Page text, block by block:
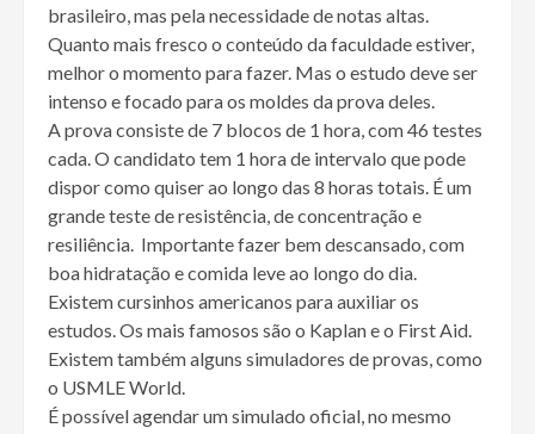
brasileiro, mas pela necessidade de notas altas.
Quanto mais fresco o conteúdo da faculdade estiver,
melhor o momento para fazer. Mas o estudo deve ser
intenso e focado para os moldes da prova deles.
A prova consiste de 7 blocos de 1 hora, com 46 testes
cada. O candidato tem 1 hora de intervalo que pode
dispor como quiser ao longo das 8 horas totais. É um
grande teste de resistência, de concentração e
resiliência. Importante fazer bem descansado, com
boa hidratação e comida leve ao longo do dia.
Existem cursinhos americanos para auxiliar os
estudos. Os mais famosos são o Kaplan e o First Aid.
Existem também alguns simuladores de provas, como
o USMLE World.
É possível agendar um simulado oficial, no mesmo